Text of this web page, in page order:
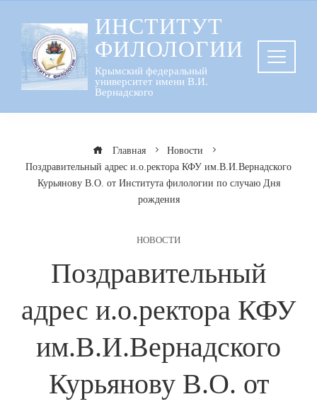
содержанию
ИНСТИТУТ
ФИЛОЛОГИИ
Крымский федеральный
университет имени В.И.
Вернадского
Главная
Новости
Поздравительный адрес и.о.ректора КФУ им.В.И.Вернадского
Курьянову В.О. от Института филологии по случаю Дня
рождения
НОВОСТИ
Поздравительный
адрес и.о.ректора КФУ
им.В.И.Вернадского
Курьянову В.О. от